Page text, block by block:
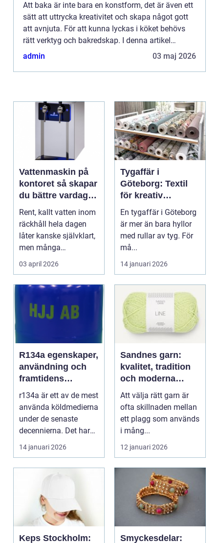
Att baka är inte bara en konstform, det är även ett
sätt att uttrycka kreativitet och skapa något gott
att avnjuta. För att kunna lyckas i köket behövs
rätt verktyg och bakredskap. I denna artikel
kommer vi att ta en titt på några av de vanligaste
admin 03 maj 2026
Vattenmaskin på
kontoret så skapar
du bättre vardag
med friskt vatten
Rent, kallt vatten inom
räckhåll hela dagen
låter kanske självklart,
men många
arbetsplatser saknar ...
03 april 2026
Tygaffär i
Göteborg: Textil
för kreativ
inredning och
hållbara projekt
En tygaffär i Göteborg
är mer än bara hyllor
med rullar av tyg. För
må...
14 januari 2026
R134a egenskaper,
användning och
framtidens
alternativ
r134a är ett av de mest
använda köldmedierna
under de senaste
decennierna. Det har
haft en central r...
14 januari 2026
Sandnes garn:
kvalitet, tradition
och moderna
färger för alla
stickare
Att välja rätt garn är
ofta skillnaden mellan
ett plagg som används
i mång...
12 januari 2026
Keps Stockholm:
Smyckesdelar: